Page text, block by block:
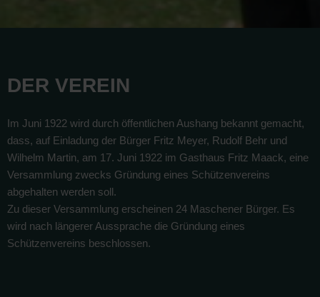
DER VEREIN
Im Juni 1922 wird durch öffentlichen Aushang bekannt gemacht,
dass, auf Einladung der Bürger Fritz Meyer, Rudolf Behr und
Wilhelm Martin, am 17. Juni 1922 im Gasthaus Fritz Maack, eine
Versammlung zwecks Gründung eines Schützenvereins
abgehalten werden soll.
Zu dieser Versammlung erscheinen 24 Maschener Bürger. Es
wird nach längerer Aussprache die Gründung eines
Schützenvereins beschlossen.